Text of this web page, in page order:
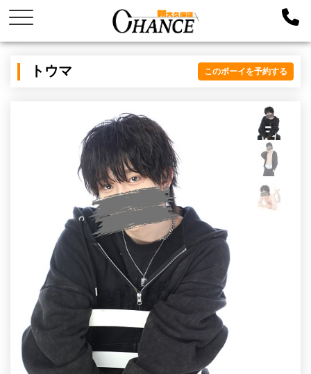
トウマ このボーイを予約する